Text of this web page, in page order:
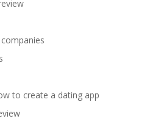
to create a dating app